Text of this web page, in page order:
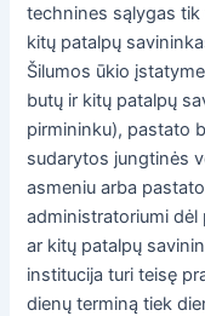
technines sąlygas
kitų patalpų
Šilumos ūkio
butų ir kitų patalpų
pirmininku), pastato
sudarytos jungtinės
asmeniu arba
administratoriumi
ar kitų patalpų
institucija turi teisę
dienų terminą tiek